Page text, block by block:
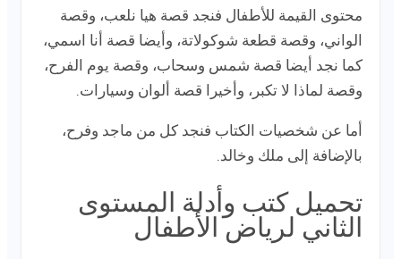
محتوى القيمة للأطفال فنجد قصة هيا نلعب، وقصة
الواني، وقصة قطعة شوكولاتة، وأيضا قصة أنا اسمي،
كما نجد أيضا قصة شمس وسحاب، وقصة يوم الفرح،
وقصة لماذا لا تكبر، وأخيرا قصة ألوان وسيارات.
أما عن شخصيات الكتاب فنجد كل من ماجد وفرح،
بالإضافة إلى ملك وخالد.
تحميل كتب وأدلة المستوى
الثاني لرياض الأطفال